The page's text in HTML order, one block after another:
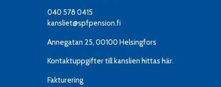
040 578 0415
kansliet@spfpension.fi
Annegatan 25, 00100 Helsingfors
Kontaktuppgifter till kanslien hittas här.
Fakturering